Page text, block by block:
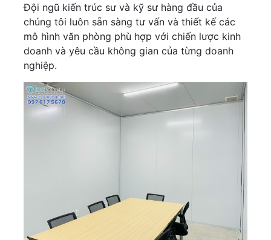
Đội ngũ kiến trúc sư và kỹ sư hàng đầu của
chúng tôi luôn sẵn sàng tư vấn và thiết kế các
mô hình văn phòng phù hợp với chiến lược kinh
doanh và yêu cầu không gian của từng doanh
nghiệp.